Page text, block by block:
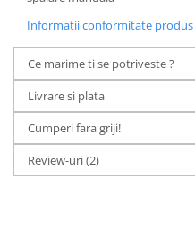
Informatii conformitate produs
Ce marime ti se potriveste ?
Livrare si plata
Cumperi fara griji!
Review-uri(2)